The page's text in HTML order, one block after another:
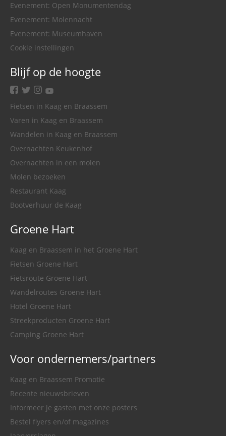
Evenement: Open Monumentendag
Evenement: Molennacht
Evenement: Museumhaven
Cookie instellingen
Blijf op de hoogte
facebook
twitterinstagram
youtube
Fietsen in Kaag en Braassem
Varen in Kaag en Braassem
Wandelen in Kaag en Braassem
Overnachten Keukenhof
Overnachten in een molen
Molen bezoeken
Restaurant Kaag
Bootverhuur de Kaag
Groene Hart
Kaag en Braassem in het Groene Hart
Fietsen Groene Hart
Fietsroute Groene Hart
Wandelroutes Groene Hart
Hotel Groene Hart
Streekproducten Groene Hart
Camping Groene Hart
Voor ondernemers/partners
Kaag en Braassem Promotie
Recente nieuwsbrieven
Informeer je gasten met onze posters
Bestel flyers en/of magazines